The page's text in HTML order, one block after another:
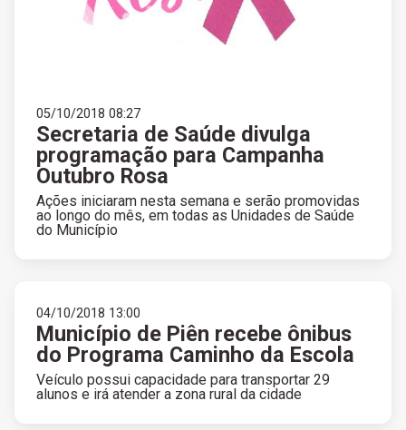
05/10/2018 08:27
Secretaria de Saúde divulga
programação para Campanha
Outubro Rosa
Ações iniciaram nesta semana e serão promovidas
ao longo do mês, em todas as Unidades de Saúde
do Município
04/10/2018 13:00
Município de Piên recebe ônibus
do Programa Caminho da Escola
Veículo possui capacidade para transportar 29
alunos e irá atender a zona rural da cidade